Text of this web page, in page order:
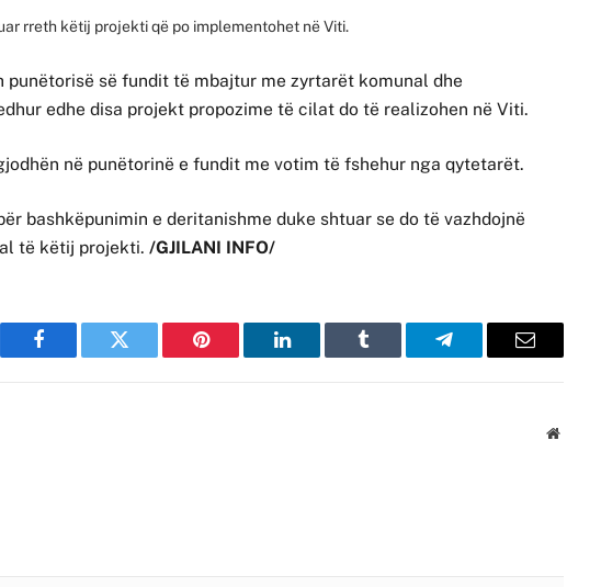
rreth këtij projekti që po implementohet në Viti.
punëtorisë së fundit të mbajtur me zyrtarët komunal dhe
edhe disa projekt propozime të cilat do të realizohen në Viti.
në punëtorinë e fundit me votim të fshehur nga qytetarët.
bashkëpunimin e deritanishme duke shtuar se do të vazhdojnë
të këtij projekti./GJILANI INFO/
Facebook Twitter Pinterest LinkedIn Tumblr Telegram Email
Website